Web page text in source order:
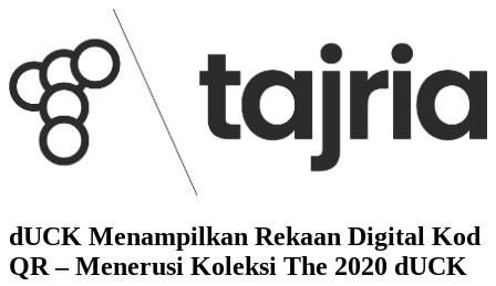
dUCK Menampilkan Rekaan Digital Kod
QR – Menerusi Koleksi The 2020 dUCK